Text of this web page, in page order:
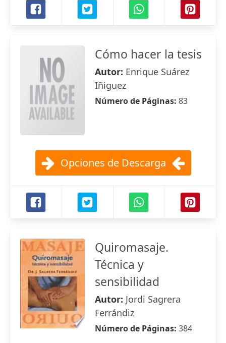
Cómo hacer la tesis
Autor: Enrique Suárez
Iñiguez
Número de Páginas: 83
Opciones de Descarga
Quiromasaje.
Técnica y
sensibilidad
Autor: Jordi Sagrera
Ferrándiz
Número de Páginas: 384